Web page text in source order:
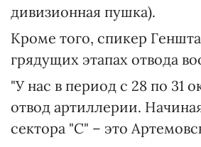
дивизионная пушка).
Кроме того, спикер
грядущих этапах отвода
"У нас в период с 28 по 31
отвод артиллерии.
сектора "С" – это